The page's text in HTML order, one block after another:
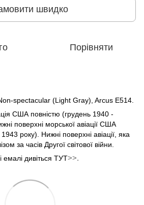
швидко
Порівняти
spectacular (Light Gray), Arcus E514.
США повністю (грудень 1940 -
поверхні морської авіації США
року). Нижні поверхні авіації, яка
за часів Другої світової війни.
емалі дивіться ТУТ>>.